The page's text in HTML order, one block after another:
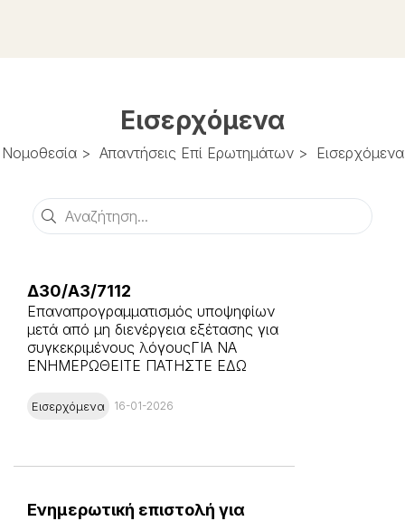
Εισερχόμενα
Νομοθεσία> Απαντήσεις Επί Ερωτημάτων> Εισερχόμενα
Αναζήτηση
Δ30/Α3/7112
Επαναπρογραμματισμός υποψηφίων
μετά από μη διενέργεια εξέτασης για
συγκεκριμένους λόγουςΓΙΑ ΝΑ
ΕΝΗΜΕΡΩΘΕΙΤΕ ΠΑΤΗΣΤΕ ΕΔΩ
Εισερχόμενα 16-01-2026
Ενημερωτική επιστολή για